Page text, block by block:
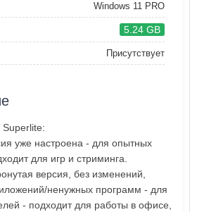
Windows 11 PRO
5.24 GB
Присутствует
Superlite:
уже настроена - для опытных
для игр и стриминга.
версия, без изменений,
ненужных программ - для
- подходит для работы в офисе,